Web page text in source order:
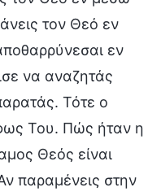
τον Θεό εν
εν
να αναζητάς
Τότε ο
Του. Πώς ήταν η
Θεός είναι
παραμένεις στην